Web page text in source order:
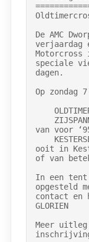
De AMC
verjaardag
speciale
dagen.
Op zondag
van voor
ooit in
of van
In een
opgesteld
contact en
GLORIEN
Meer uitleg
inschrijving